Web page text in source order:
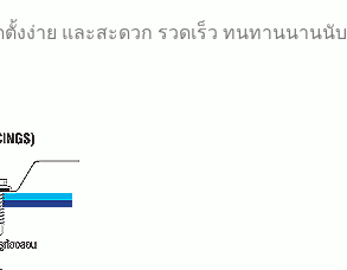
งง่าย และสะดวก รวดเร็ว ทนทานนานนับ